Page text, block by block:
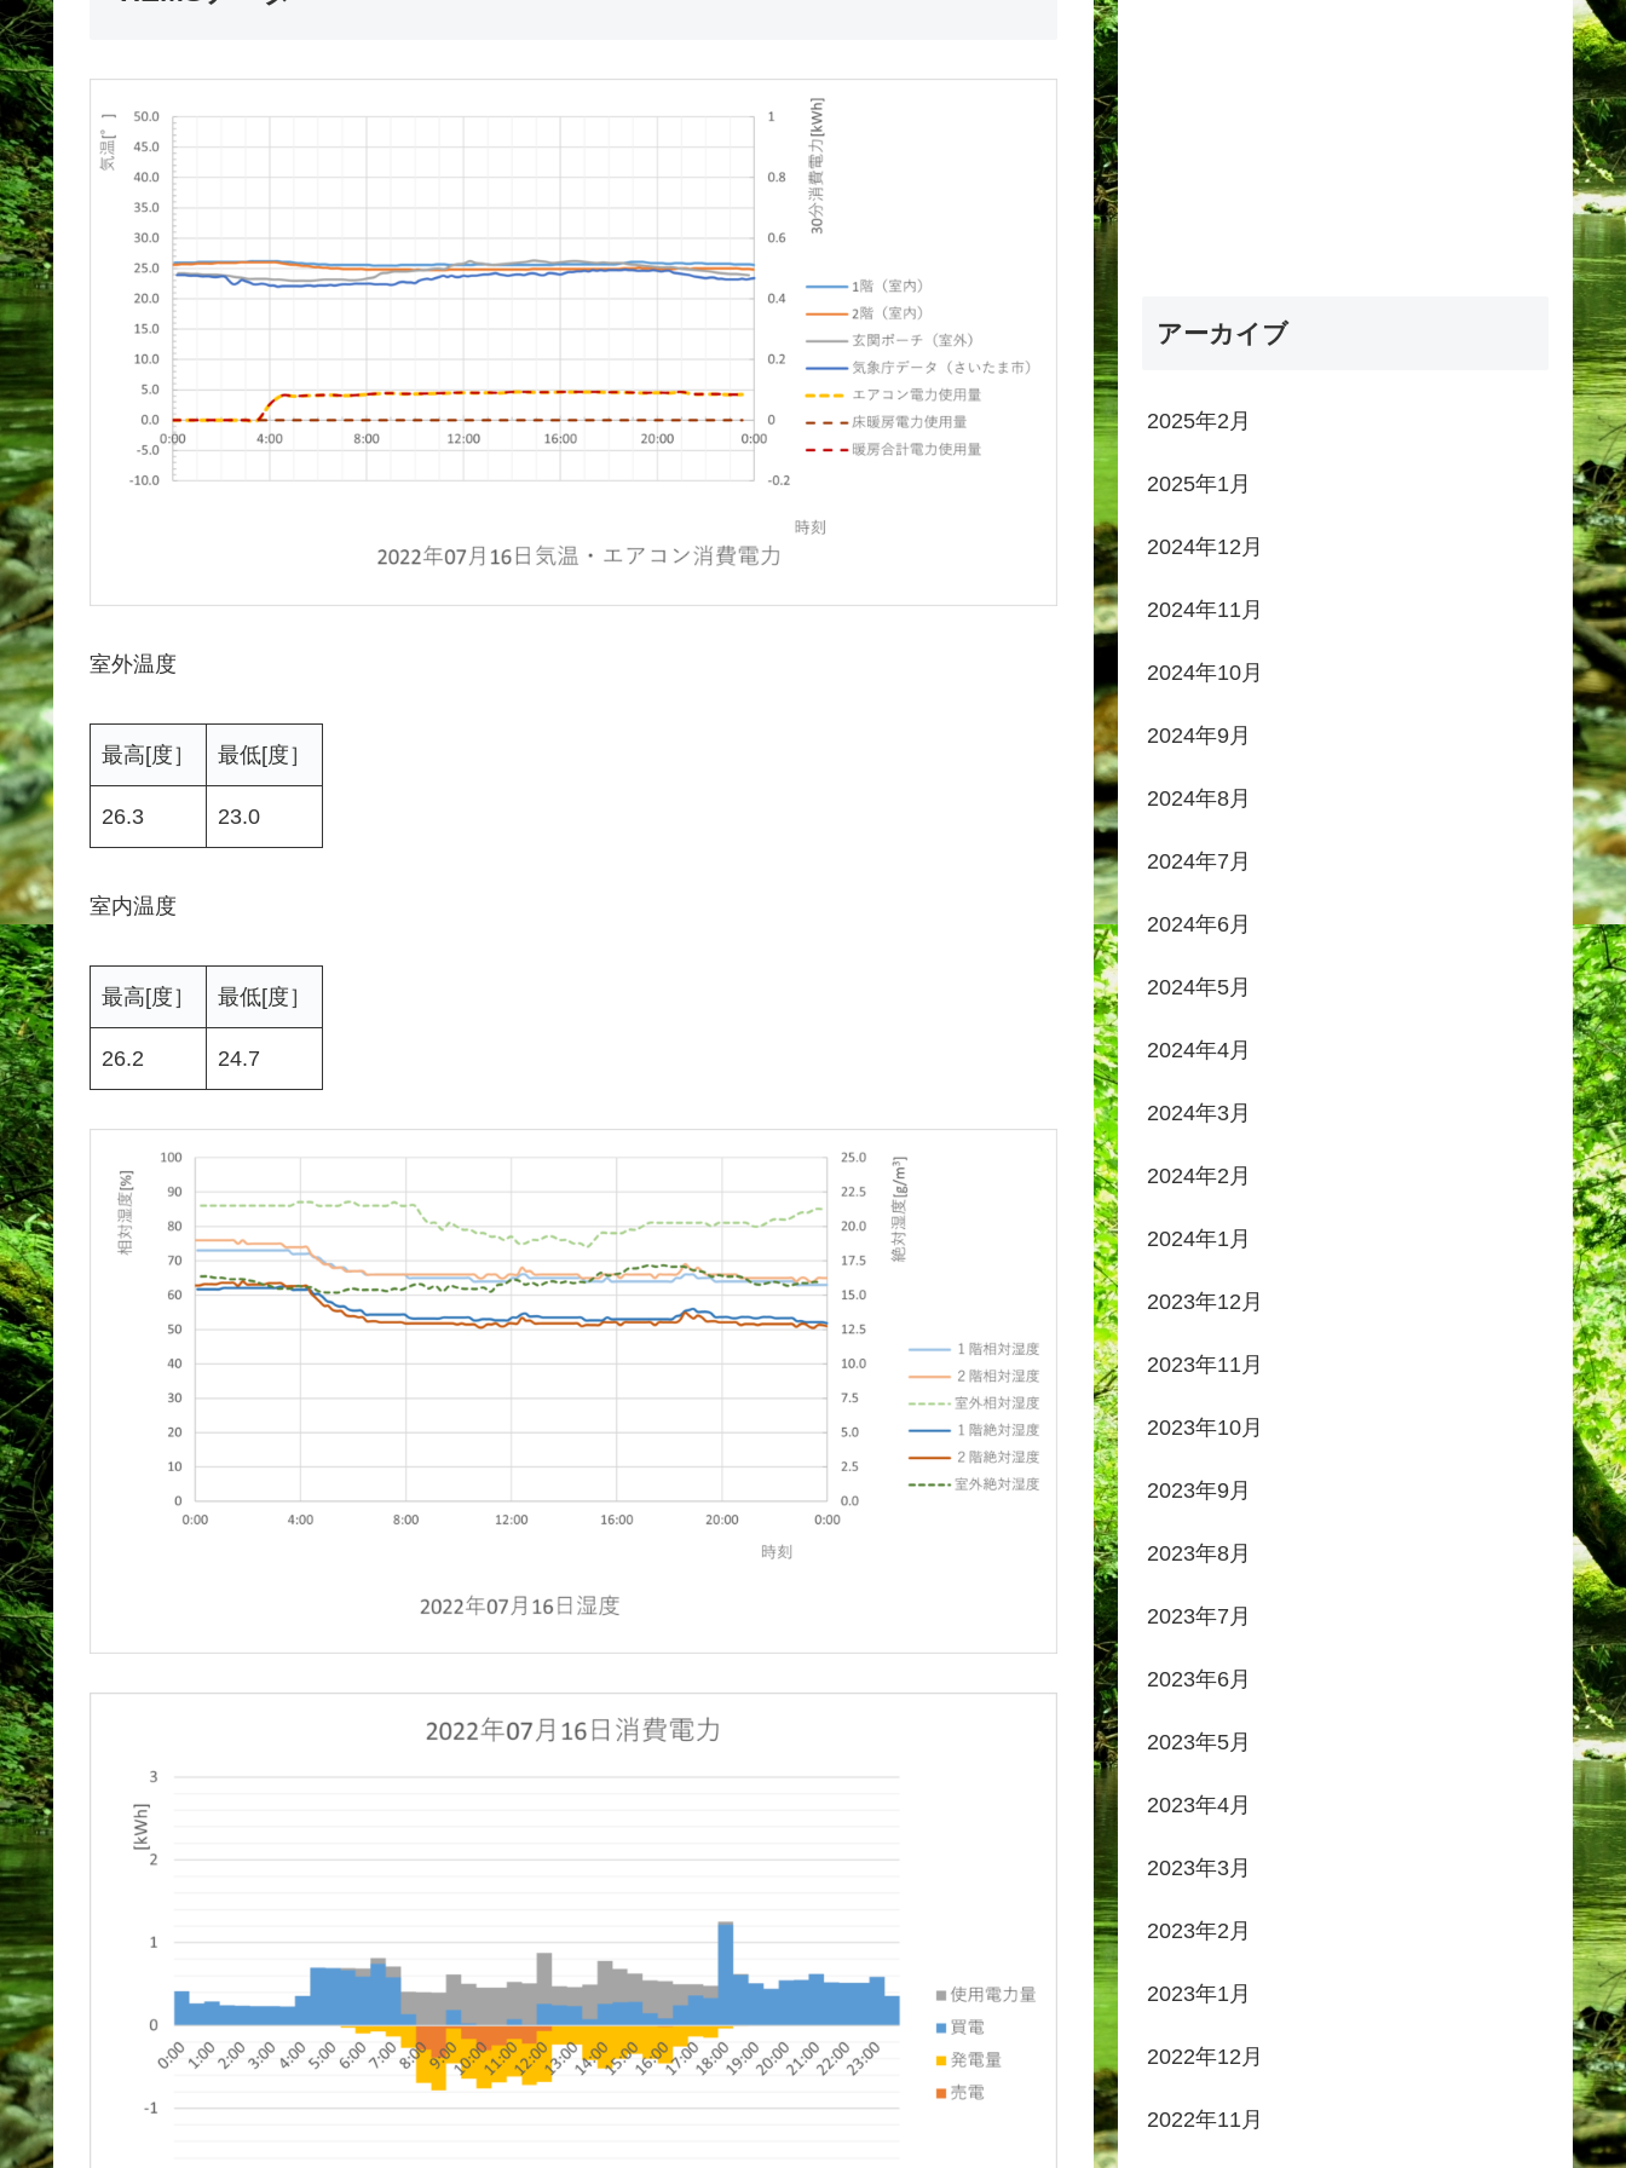
室外温度
最高[度］ 最低[度］
26.3 23.0
室内温度
最高[度］ 最低[度］
26.2 24.7
アーカイブ
2025年2月
2025年1月
2024年12月
2024年11月
2024年10月
2024年9月
2024年8月
2024年7月
2024年6月
2024年5月
2024年4月
2024年3月
2024年2月
2024年1月
2023年12月
2023年11月
2023年10月
2023年9月
2023年8月
2023年7月
2023年6月
2023年5月
2023年4月
2023年3月
2023年2月
2023年1月
2022年12月
2022年11月